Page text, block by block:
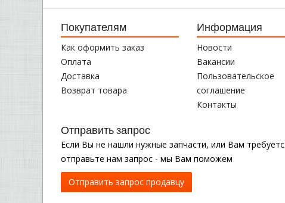
Покупателям
Как оформить заказ
Оплата
Доставка
Возврат товара
Информация
Новости
Вакансии
Пользовательское
соглашение
Контакты
Отправить запрос
Если Вы не нашли нужные запчасти, или Вам
отправьте нам запрос - мы Вам поможем
Отправить запрос продавцу